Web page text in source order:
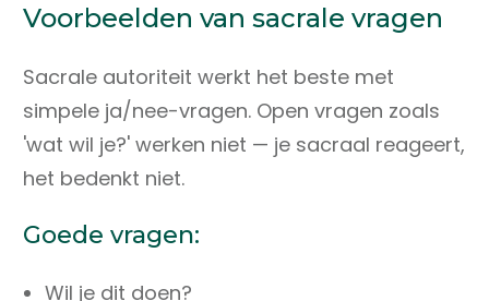
Voorbeelden van sacrale vragen
Sacrale autoriteit werkt het beste met
simpele ja/nee-vragen. Open vragen zoals
'wat wil je?' werken niet — je sacraal reageert,
het bedenkt niet.
Goede vragen:
Wil je dit doen?